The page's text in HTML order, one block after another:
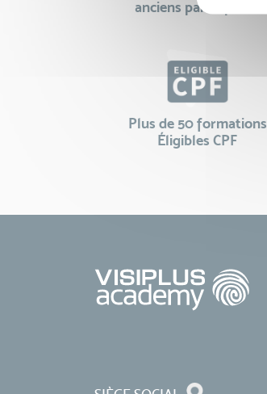
anciens participants
Plus de 50 formations
Éligibles CPF